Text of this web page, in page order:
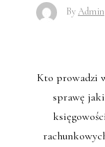
ByAdmin
Kto prowadzi
sprawę